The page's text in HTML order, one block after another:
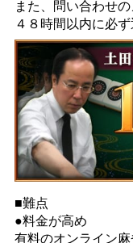
また、問い合わせ
４８時間以内に必
■難点
●料金が高め
有料のオンライン